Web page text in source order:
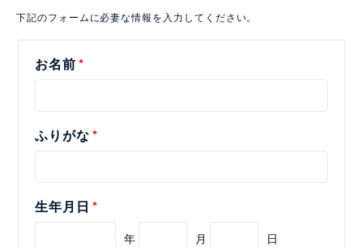
下記のフォームに必妻な情報を入力してください。
お名前
ふりがな
生年月日
年 月 日